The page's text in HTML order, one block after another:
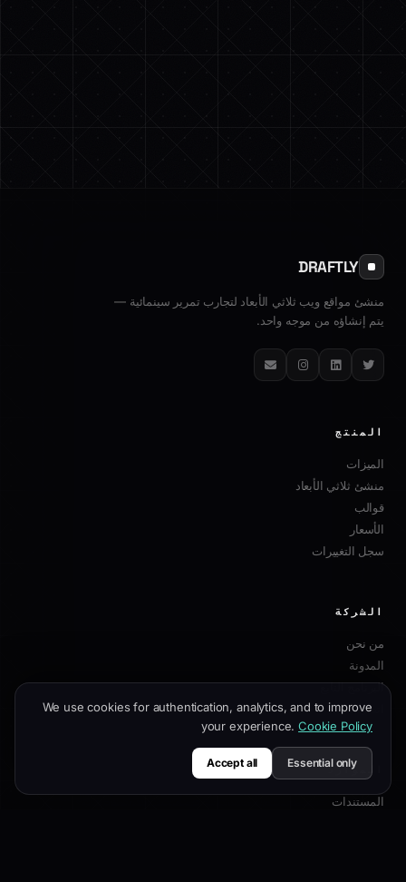
DRAFTLY
منشئ مواقع ويب ثلاثي الأبعاد لتجارب تمرير سينمائية —
يتم إنشاؤه من موجه واحد.
تويتر لينكدإنإنستغرامالبريد الإلكتروني
المنتج
الميزات
منشئ ثلاثي الأبعاد
قوالب
الأسعار
سجل التغييرات
الشركة
من نحن
المدونة
البرنامج التابع
اتصل بنا
الموارد
المستندات
We use cookies for authentication, analytics, and to improve
your experience. Cookie Policy
Essential only
Accept all